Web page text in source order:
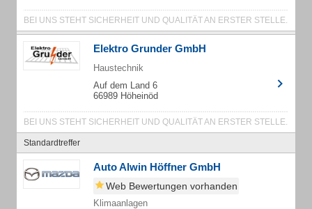
BEI UNS STEHT SICHERHEIT UND QUALITÄT AN ERSTER STELLE.
Elektro Grunder GmbH
Haustechnik
Auf dem Land 6
66989 Höheinöd
BEI UNS STEHT SICHERHEIT UND QUALITÄT AN ERSTER STELLE.
Standardtreffer
Auto Alwin Höffner GmbH
Web Bewertungen vorhanden
Klimaanlagen